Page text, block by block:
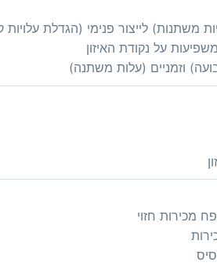
משתנות) לייצור פנימי (הגדלת עלויות
על נקודת האיזון
וזמניים (עלות משתנה)
מכירות חזוי